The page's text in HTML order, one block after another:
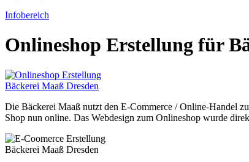
Infobereich
Onlineshop Erstellung für
Die Bäckerei Maaß nutzt den E-Commerce / Online-Handel
Shop nun online. Das Webdesign zum Onlineshop wurde